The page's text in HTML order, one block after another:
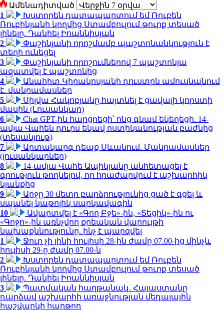
Ամենադիտված
1
Խստորեն դատապարտում եմ Ռուբեն
Ռուբինյանի կողմից Ստամբուլում թուրք տեսած
լինելը. Դանիել Իոաննիսյան
2
Փաշինյանի որոշմամբ պաշտոնանկություն է
տեղի ունեցել
3
Փաշինյանի որոշումներով 7 պաշտոնյա
ազատվել է պաշտոնից
4
Անահիտ Կիրակոսյանի դուստրն ամուսնանում
է. մանրամասներ
5
Սիլվա Հակոբյանը հայտնել է ցավալի կորստի
մասին (Լուսանկար)
6
Chat GPT-ին հարցրեցի՝ ոնց գնամ եկեղեցի. 14-
ամյա Վահեն դուրս եկավ ոստիկանության բաժնից
(տեսանյութ)
7
Արտակարգ դեպք Սևանում. Մանրամասներ
(լուսանկարներ)
8
14-ամյա Վահե Ապիկյանը անհետացել է
գրություն թողնելով, որ հրաժարվում է աշխարհիկ
կյանքից
9
Արջը 30 մետր բարձրությունից ցած է գցել և
սպանել կաթոլիկ սարկավագին
10
Ավարտվել է «Գող Բջե»-ին, «Տեցիկ»-ին ու
«Գոջո»-ին առնչվող քրեական վարույթի
նախաքննությունը. ինչ է պարզվել
1
Ջուր չի լինի հուլիսի 28-ին ժամը 07.00-ից մինչև
հուլիսի 29-ը ժամը 07.00-ն
2
Խստորեն դատապարտում եմ Ռուբեն
Ռուբինյանի կողմից Ստամբուլում թուրք տեսած
լինելը. Դանիել Իոաննիսյան
3
Պատմական հաղթանակ․ Հայաստանը
դարձավ աշխարհի առաջնության մեդալային
հաշվարկի հաղթող